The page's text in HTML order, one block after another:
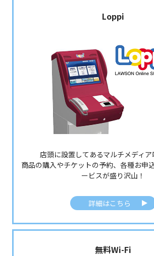
Loppi
店頭に設置してあるマルチメディア
商品の購入やチケットの予約、各種お申
ービスが盛り沢山！
詳細はこちら
無料Wi-Fi